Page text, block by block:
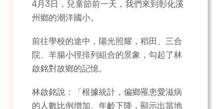
4月3日，兒童節前一天，我們來到彰化溪
州鄉的潮洋國小。
前往學校的途中，陽光照耀，稻田、三合
院、羊腸小徑排列組合的景象，勾起了林
啟銘對故鄉的記憶。
林啟銘說：「根據統計，偏鄉罹患愛滋病
的人數比例增加、年齡下降，顯示出當地